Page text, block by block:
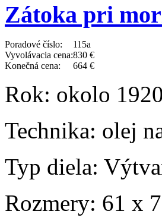
Zátoka pri
Poradové číslo:
115a
Vyvolávacia cena:830 €
Konečná cena:
664 €
Rok: okolo 1920
Technika: olej
Typ diela:
Rozmery: 61 x